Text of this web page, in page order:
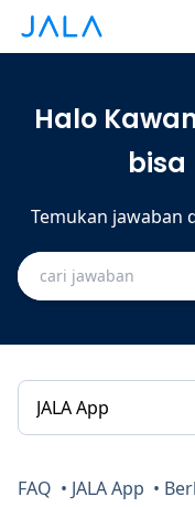
Halo
bisa
Temukan jawaban
JALA App
FAQ JALA App